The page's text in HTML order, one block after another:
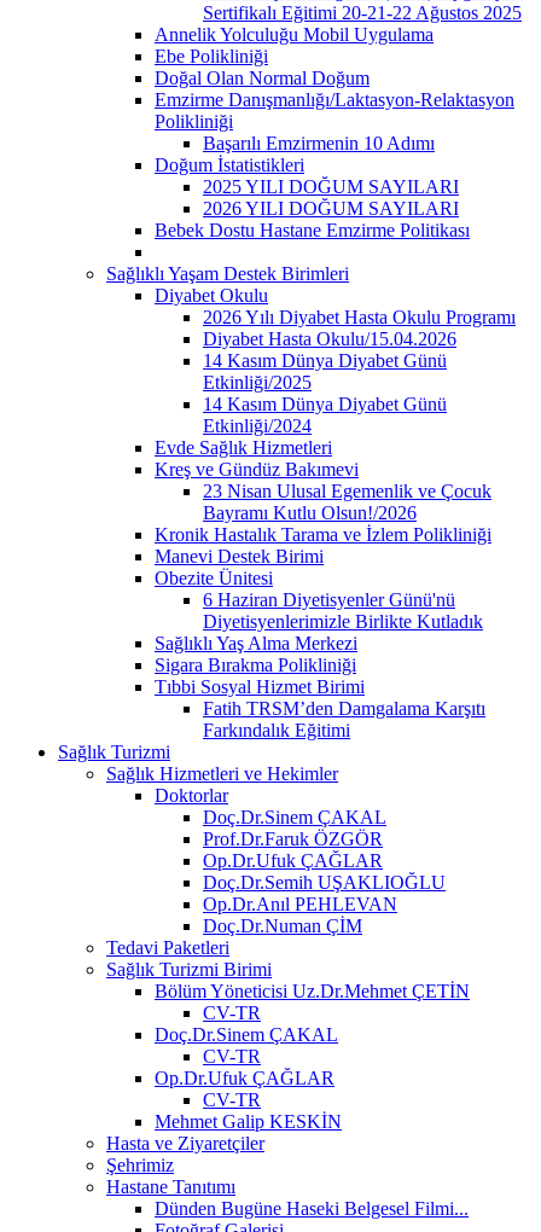
Sertifikalı Eğitimi 20-21-22 Ağustos 2025
Annelik Yolculuğu Mobil Uygulama
Ebe Polikliniği
Doğal Olan Normal Doğum
Emzirme Danışmanlığı/Laktasyon-Relaktasyon
Polikliniği
Başarılı Emzirmenin 10 Adımı
Doğum İstatistikleri
2025 YILI DOĞUM SAYILARI
2026 YILI DOĞUM SAYILARI
Bebek Dostu Hastane Emzirme Politikası
Sağlıklı Yaşam Destek Birimleri
Diyabet Okulu
2026 Yılı Diyabet Hasta Okulu Programı
Diyabet Hasta Okulu/15.04.2026
14 Kasım Dünya Diyabet Günü
Etkinliği/2025
14 Kasım Dünya Diyabet Günü
Etkinliği/2024
Evde Sağlık Hizmetleri
Kreş ve Gündüz Bakımevi
23 Nisan Ulusal Egemenlik ve Çocuk
Bayramı Kutlu Olsun!/2026
Kronik Hastalık Tarama ve İzlem Polikliniği
Manevi Destek Birimi
Obezite Ünitesi
6 Haziran Diyetisyenler Günü'nü
Diyetisyenlerimizle Birlikte Kutladık
Sağlıklı Yaş Alma Merkezi
Sigara Bırakma Polikliniği
Tıbbi Sosyal Hizmet Birimi
Fatih TRSM’den Damgalama Karşıtı
Farkındalık Eğitimi
Sağlık Turizmi
Sağlık Hizmetleri ve Hekimler
Doktorlar
Doç.Dr.Sinem ÇAKAL
Prof.Dr.Faruk ÖZGÖR
Op.Dr.Ufuk ÇAĞLAR
Doç.Dr.Semih UŞAKLIOĞLU
Op.Dr.Anıl PEHLEVAN
Doç.Dr.Numan ÇİM
Tedavi Paketleri
Sağlık Turizmi Birimi
Bölüm Yöneticisi Uz.Dr.Mehmet ÇETİN
CV-TR
Doç.Dr.Sinem ÇAKAL
CV-TR
Op.Dr.Ufuk ÇAĞLAR
CV-TR
Mehmet Galip KESKİN
Hasta ve Ziyaretçiler
Şehrimiz
Hastane Tanıtımı
Dünden Bugüne Haseki Belgesel Filmi...